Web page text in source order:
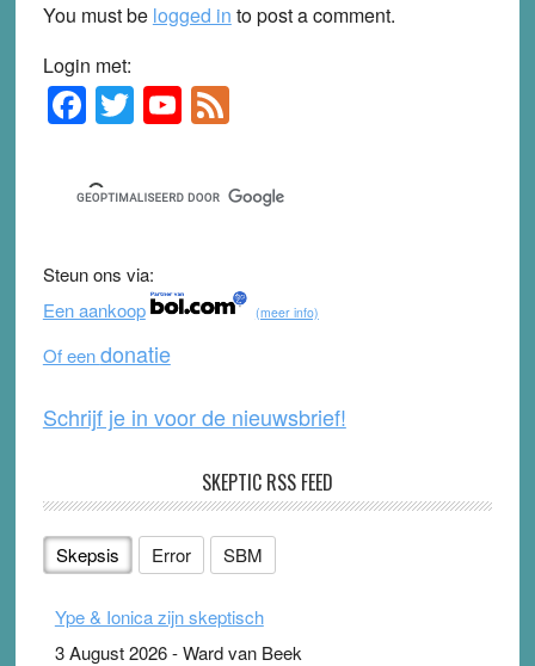
You must be logged in to post a comment.
Login met:
Primary
Sidebar
F
c
e
b
o
o
k
T
tt
er
Y
u
T
b
F
e
d
Steun ons via:
Een aankoop
(meer info)
Of eendonatie
Schrijf je in voor de nieuwsbrief!
SKEPTIC RSS FEED
Skepsis Error SBM
Ype & Ionica zijn skeptisch
3 August 2026-Ward van Beek